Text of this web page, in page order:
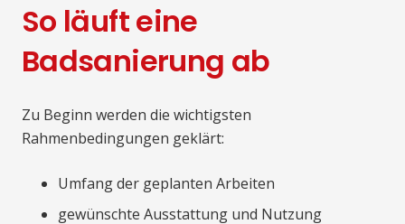
So läuft eine
Badsanierung ab
Zu Beginn werden die wichtigsten
Rahmenbedingungen geklärt:
Umfang der geplanten Arbeiten
gewünschte Ausstattung und Nutzung